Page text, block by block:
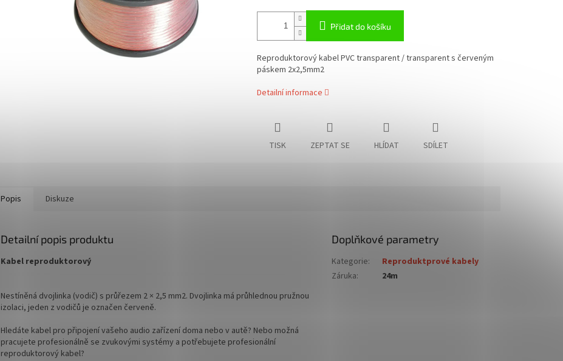
Přidat do košíku
Reproduktorový kabel PVC transparent / transparent s červeným
páskem 2x2,5mm2
Detailní informace
TISK ZEPTAT SE HLÍDAT SDÍLET
Popis Diskuze
Detailní popis produktu
Kabel reproduktorový
Nestíněná dvojlinka (vodič) s průřezem 2 × 2,5 mm2. Dvojlinka má průhlednou pružnou
izolaci, jeden z vodičů je označen červeně.
Hledáte kabel pro připojení vašeho audio zařízení doma nebo v autě? Nebo možná
pracujete profesionálně se zvukovými systémy a potřebujete profesionální
reproduktorový kabel?
Doplňkové parametry
Kategorie:
Reproduktprové kabely
Záruka: 24m